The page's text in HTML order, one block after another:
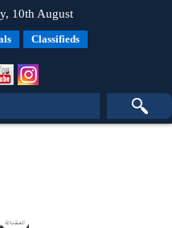
10th August
Classifieds